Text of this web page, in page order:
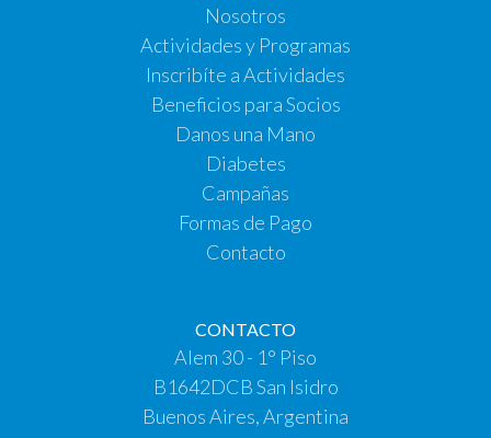
Nosotros
Actividades y Programas
Inscribíte a Actividades
Beneficios para Socios
Danos una Mano
Diabetes
Campañas
Formas de Pago
Contacto
CONTACTO
Alem 30 - 1° Piso
B1642DCB San Isidro
Buenos Aires, Argentina